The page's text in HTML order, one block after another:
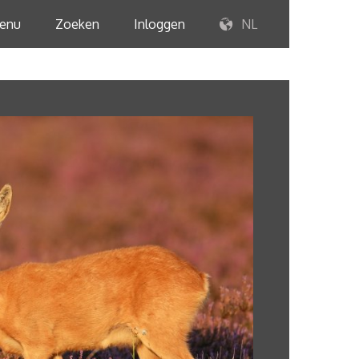
Zoeken Inloggen NL